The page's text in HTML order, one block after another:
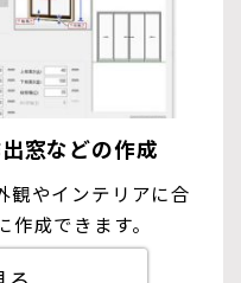
窓などの作成
観やインテリアに合
成できます。